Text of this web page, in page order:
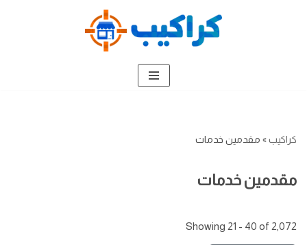
كراكيب» مقدمين خدمات
مقدمين خدمات
Showing 21 - 40 of 2,072